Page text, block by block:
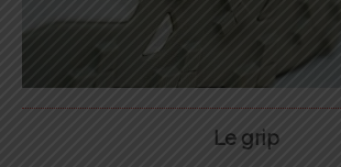
Le grip